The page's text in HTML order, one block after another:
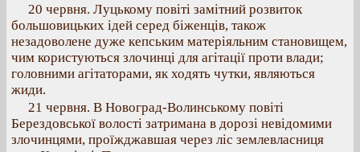
20 червня. Луцькому повіті замітний розвиток
большовицьких ідей серед біженців, також
незадоволене дуже кепським матеріяльним становищем,
чим користуються злочинці для агітації проти влади;
головними агітаторами, як ходять чутки, являються
жиди.
21 червня. В Новоград-Волинському повіті
Берездовської волості затримана в дорозі невідомими
злочинцями, проїжджавшая через ліс землевласниця